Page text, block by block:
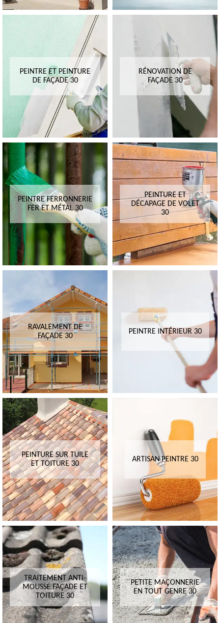
PEINTRE ET PEINTURE
DE FAÇADE 30
RÉNOVATION DE
FAÇADE 30
PEINTRE FERRONNERIE
FER ET MÉTAL 30
PEINTURE ET
DÉCAPAGE DE VOLET
30
RAVALEMENT DE
FAÇADE 30
PEINTRE INTÉRIEUR 30
PEINTURE SUR TUILE
ET TOITURE 30
ARTISAN PEINTRE 30
TRAITEMENT ANTI-
MOUSSE FAÇADE ET
TOITURE 30
PETITE MAÇONNERIE
EN TOUT GENRE 30